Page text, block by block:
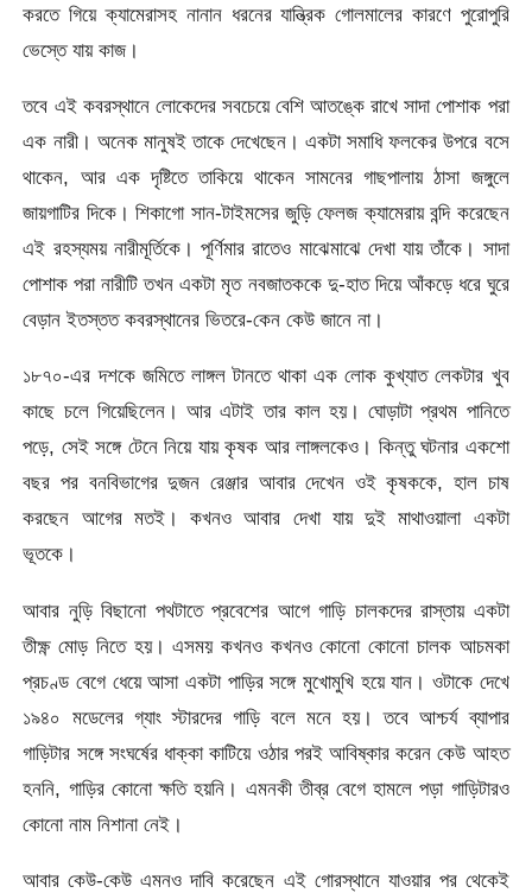
করতে গিয়ে ক্যামেরাসহ নানান ধরনের যান্ত্রিক গোলমালের কারণে পুরোপুরি
ভেস্তে যায় কাজ।
তবে এই কবরস্থানে লোকেদের সবচেয়ে বেশি আতঙ্কে রাখে সাদা পোশাক পরা
এক নারী। অনেক মানুষই তাকে দেখেছেন। একটা সমাধি ফলকের উপরে বসে
থাকেন, আর এক দৃষ্টিতে তাকিয়ে থাকেন সামনের গাছপালায় ঠাসা জঙ্গুলে
জায়গাটির দিকে। শিকাগো সান-টাইমসের জুড়ি ফেলজ ক্যামেরায় বন্দি করেছেন
এই রহস্যময় নারীমূর্তিকে। পূর্ণিমার রাতেও মাঝেমাঝে দেখা যায় তাঁকে। সাদা
পোশাক পরা নারীটি তখন একটা মৃত নবজাতককে দু-হাত দিয়ে আঁকড়ে ধরে ঘুরে
বেড়ান ইতস্তত কবরস্থানের ভিতরে-কেন কেউ জানে না।
১৮৭০-এর দশকে জমিতে লাঙ্গল টানতে থাকা এক লোক কুখ্যাত লেকটার খুব
কাছে চলে গিয়েছিলেন। আর এটাই তার কাল হয়। ঘোড়াটা প্রথম পানিতে
পড়ে, সেই সঙ্গে টেনে নিয়ে যায় কৃষক আর লাঙ্গলকেও। কিন্তু ঘটনার একশো
বছর পর বনবিভাগের দুজন রেঞ্জার আবার দেখেন ওই কৃষককে, হাল চাষ
করছেন আগের মতই। কখনও আবার দেখা যায় দুই মাথাওয়ালা একটা
ভূতকে।
আবার নুড়ি বিছানো পথটাতে প্রবেশের আগে গাড়ি চালকদের রাস্তায় একটা
তীক্ষ্ণ মোড় নিতে হয়। এসময় কখনও কখনও কোনো কোনো চালক আচমকা
প্রচণ্ড বেগে ধেয়ে আসা একটা পাড়ির সঙ্গে মুখোমুখি হয়ে যান। ওটাকে দেখে
১৯৪০ মডেলের গ্যাং স্টারদের গাড়ি বলে মনে হয়। তবে আশ্চর্য ব্যাপার
গাড়িটার সঙ্গে সংঘর্ষের ধাক্কা কাটিয়ে ওঠার পরই আবিষ্কার করেন কেউ আহত
হননি, গাড়ির কোনো ক্ষতি হয়নি। এমনকী তীব্র বেগে হামলে পড়া গাড়িটারও
কোনো নাম নিশানা নেই।
আবার কেউ-কেউ এমনও দাবি করেছেন এই গোরস্থানে যাওয়ার পর থেকেই